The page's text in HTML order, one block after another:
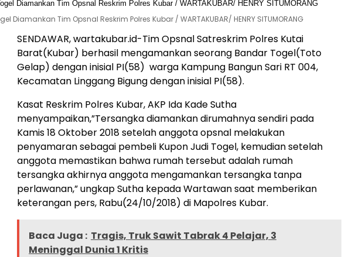
Diamankan Tim Opsnal Reskrim Polres Kubar / WARTAKUBAR/ HENRY SITUMORANG
SENDAWAR, wartakubar.id-Tim Opsnal Satreskrim Polres Kutai
Barat(Kubar) berhasil mengamankan seorang Bandar Togel(Toto
Gelap) dengan inisial PI(58) warga Kampung Bangun Sari RT 004,
Kecamatan Linggang Bigung dengan inisial PI(58).
Kasat Reskrim Polres Kubar, AKP Ida Kade Sutha
menyampaikan,”Tersangka diamankan dirumahnya sendiri pada
Kamis 18 Oktober 2018 setelah anggota opsnal melakukan
penyamaran sebagai pembeli Kupon Judi Togel, kemudian setelah
anggota memastikan bahwa rumah tersebut adalah rumah
tersangka akhirnya anggota mengamankan tersangka tanpa
perlawanan,” ungkap Sutha kepada Wartawan saat memberikan
keterangan pers, Rabu(24/10/2018) di Mapolres Kubar.
Baca Juga : Tragis, Truk Sawit Tabrak 4 Pelajar, 3
Meninggal Dunia 1 Kritis